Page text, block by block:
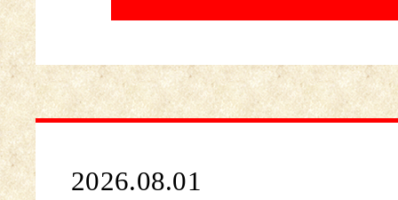
2026.08.01